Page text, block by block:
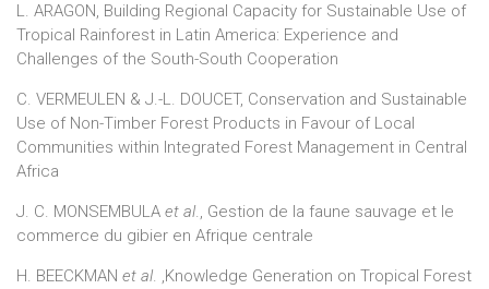
L. ARAGON, Building Regional Capacity for Sustainable Use of
Tropical Rainforest in Latin America: Experience and
Challenges of the South-South Cooperation
C. VERMEULEN & J.-L. DOUCET, Conservation and Sustainable
Use of Non-Timber Forest Products in Favour of Local
Communities within Integrated Forest Management in Central
Africa
J. C. MONSEMBULA et al., Gestion de la faune sauvage et le
commerce du gibier en Afrique centrale
H. BEECKMAN et al. ,Knowledge Generation on Tropical Forest